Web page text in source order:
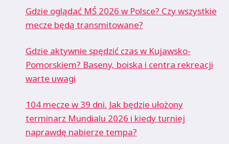
Gdzie oglądać MŚ 2026 w Polsce? Czy wszystkie
mecze będą transmitowane?
Gdzie aktywnie spędzić czas w Kujawsko-
Pomorskiem? Baseny, boiska i centra rekreacji
warte uwagi
104 mecze w 39 dni. Jak będzie ułożony
terminarz Mundialu 2026 i kiedy turniej
naprawdę nabierze tempa?